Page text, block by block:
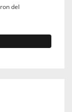
del